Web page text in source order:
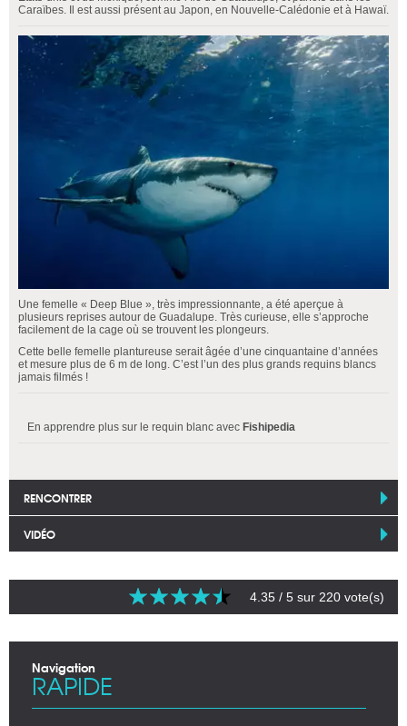
Caraïbes. Il est aussi présent au Japon, en Nouvelle-Calédonie et à Hawaï.
Une femelle « Deep Blue », très impressionnante, a été aperçue à
plusieurs reprises autour de Guadalupe. Très curieuse, elle s’approche
facilement de la cage où se trouvent les plongeurs.
Cette belle femelle plantureuse serait âgée d’une cinquantaine d’années
et mesure plus de 6 m de long. C’est l’un des plus grands requins blancs
jamais filmés !
En apprendre plus sur le requin blanc avec Fishipedia
RENCONTRER
VIDÉO
4.35 / 5 sur 220 vote(s)
Navigation
RAPIDE